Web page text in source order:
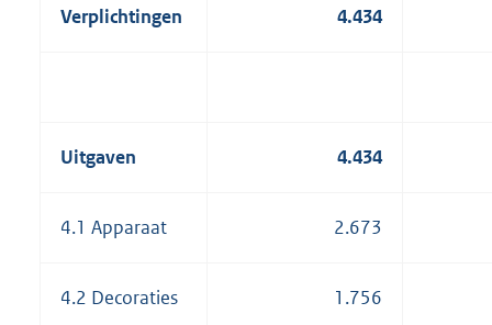
Verplichtingen 4.434
Uitgaven 4.434
4.1 Apparaat 2.673
4.2 Decoraties 1.756